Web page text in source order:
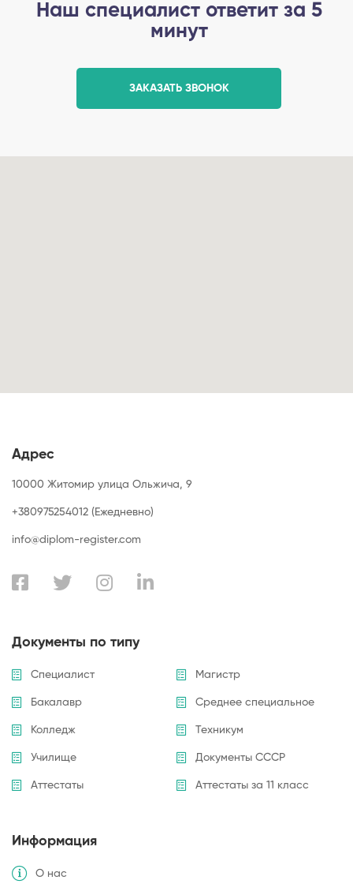
Наш специалист ответит за 5
минут
ЗАКАЗАТЬ ЗВОНОК
Адрес
10000 Житомир улица Ольжича, 9
+380975254012 (Ежедневно)
info@diplom-register.com
Документы по типу
Специалист Магистр
Бакалавр Среднее специальное
Колледж Техникум
Училище Документы СССР
Аттестаты Аттестаты за 11 класс
Информация
О нас